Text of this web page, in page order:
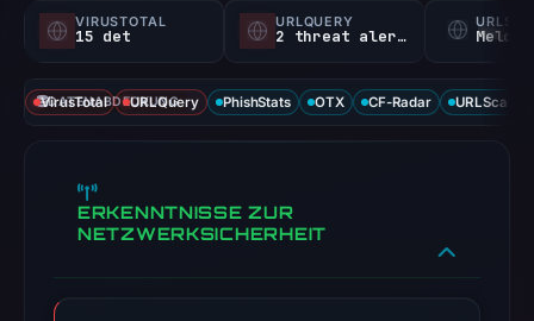
VIRUSTOTAL
15 det
URLQUERY
2 threat alerts
DATENABDECKUNG
VirusTotal URLQuery PhishStats OTX CF-Radar URLScan
ERKENNTNISSE ZUR
NETZWERKSICHERHEIT